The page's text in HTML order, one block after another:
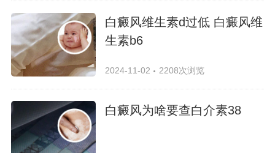
白癜风维生素d过低 白癜风维
生素b6
2024-11-02 2208次浏览
白癜风为啥要查白介素38